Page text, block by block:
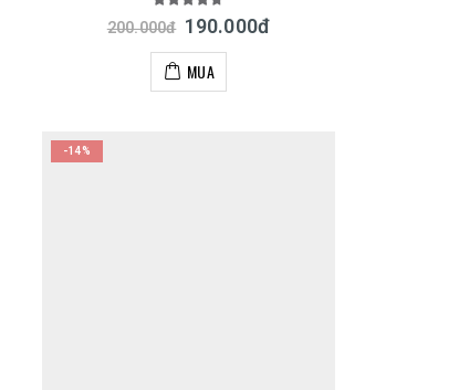
out of 5
200.000đ 190.000đ
MUA
-14%